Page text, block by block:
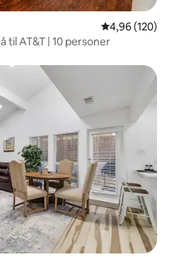
4,96 ud af 5 i
4,96 (120)
til AT&T | 10 personer